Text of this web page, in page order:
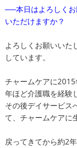
──本日はよろしく
いただけますか？
よろしくお願いいた
しています。
チャームケアに
年ほど介護職を経験
その後デイサービス
て、チャームケアに
戻ってきてから約2